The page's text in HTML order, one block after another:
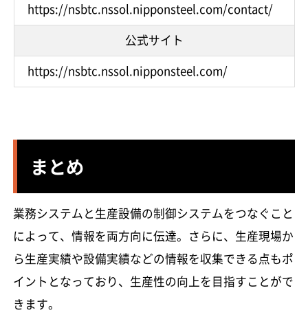
https://nsbtc.nssol.nipponsteel.com/contact/
公式サイト
https://nsbtc.nssol.nipponsteel.com/
まとめ
業務システムと生産設備の制御システムをつなぐこと
によって、情報を両方向に伝達。さらに、生産現場か
ら生産実績や設備実績などの情報を収集できる点もポ
イントとなっており、生産性の向上を目指すことがで
きます。